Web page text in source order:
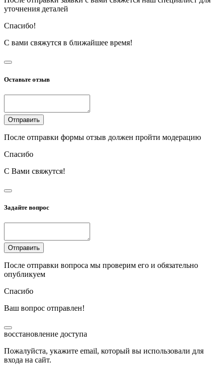
уточнения деталей
Спасибо!
С вами свяжутся в ближайшее время!
Оставьте отзыв
Отправить
После отправки формы отзыв должен пройти модерацию
Спасибо
С Вами свяжутся!
Задайте вопрос
Отправить
После отправки вопроса мы проверим его и обязательно
опубликуем
Спасибо
Ваш вопрос отправлен!
восстановление доступа
Пожалуйста, укажите email, который вы использовали для
входа на сайт.